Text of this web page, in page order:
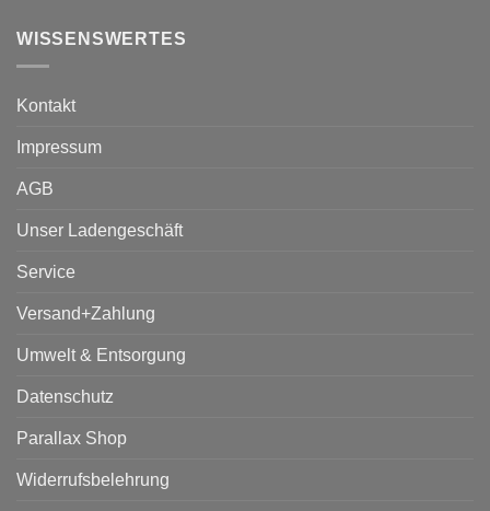
WISSENSWERTES
Kontakt
Impressum
AGB
Unser Ladengeschäft
Service
Versand+Zahlung
Umwelt & Entsorgung
Datenschutz
Parallax Shop
Widerrufsbelehrung